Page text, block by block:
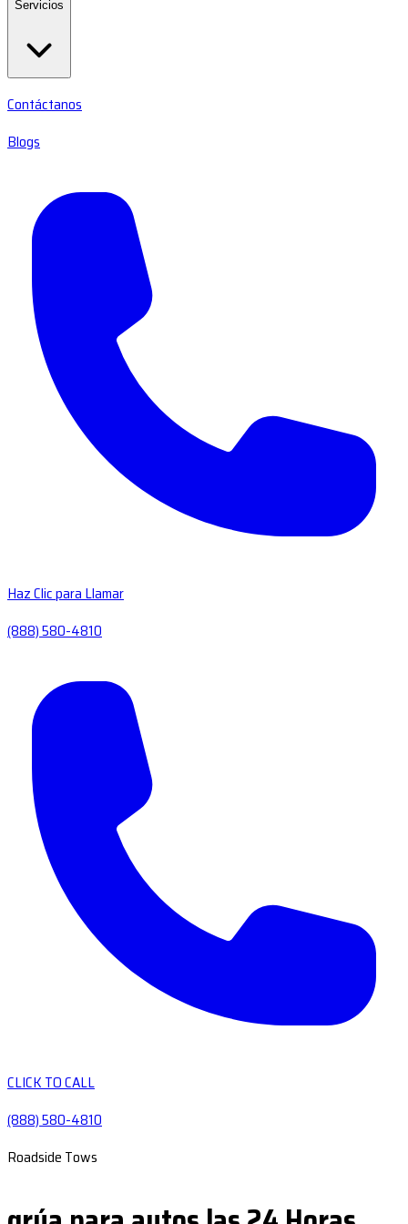
Servicios
Contáctanos
Blogs
Haz Clic para Llamar
(888) 580-4810
CLICK TO CALL
(888) 580-4810
Roadside Tows